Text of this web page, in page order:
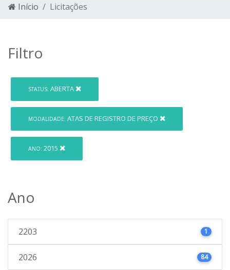
Início Licitações
Filtro
STATUS: ABERTA
MODALIDADE: ATAS DE REGISTRO DE PREÇO
ANO: 2015
Ano
2203 1
2026 84